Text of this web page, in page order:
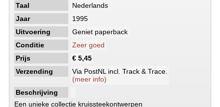
Taal
Nederlands
Jaar
1995
Uitvoering
Geniet paperback
Conditie
Zeer goed
Prijs
€ 5,45
Verzending
Via PostNL incl. Track & Trace.
(meer info)
Beschrijving
Een unieke collectie kruissteekontwerpen